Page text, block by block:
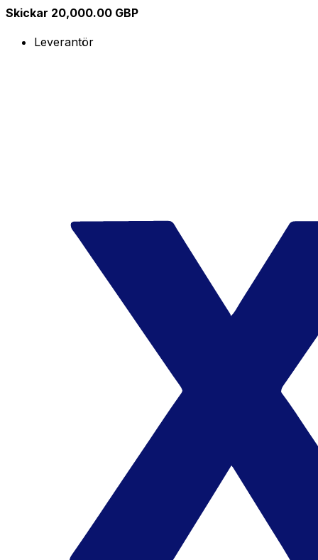
Skickar 20,000.00 GBP
Leverantör